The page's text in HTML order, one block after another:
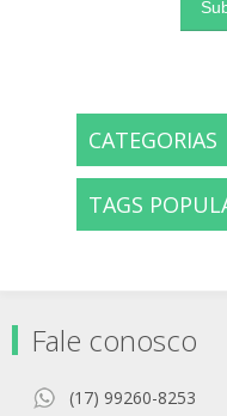
CATEGORIAS
TAGS
Fale conosco
(17) 99260-8253